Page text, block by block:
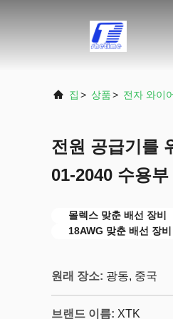
집 > 상품> 전자 와이
전원 공급기를
01-2040 수용부
몰렉스 맞춘 배선 장비
18AWG 맞춘 배선 장비
원래 장소: 광동, 중국
브랜드 이름: XTK